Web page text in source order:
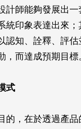
計師能夠發展出
統印象表達出來
認知、詮釋、評
，而達成預期目標
式
的，在於透過產品